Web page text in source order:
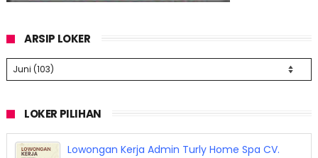
ARSIP LOKER
LOKER PILIHAN
Lowongan Kerja Barista Sukha Coffee Bandung